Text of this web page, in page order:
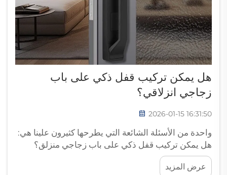
هل يمكن تركيب قفل ذكي على باب
زجاجي انزلاقي؟
2026-01-15 16:31:50
واحدة من الأسئلة الشائعة التي يطرحها كثيرون علينا هي:
هل يمكن تركيب قفل ذكي على باب زجاجي منزلق؟
القفل الذكي رائع لأنه يتيح لك الدخول إلى منزلك
باستخدام رمز أو هاتفك. وهي آمنة وبسيطة وسهلة
عرض المزيد